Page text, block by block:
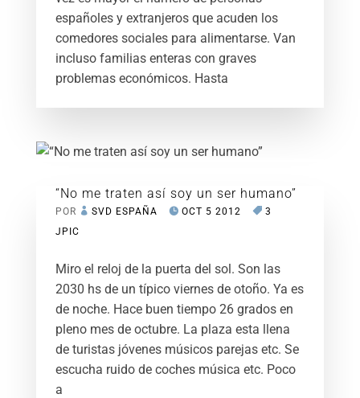
españoles y extranjeros que acuden los
comedores sociales para alimentarse. Van
incluso familias enteras con graves
problemas económicos. Hasta
“No me traten así soy un ser humano”
POR SVD ESPAÑA OCT 5 2012
3
JPIC
Miro el reloj de la puerta del sol. Son las
2030 hs de un típico viernes de otoño. Ya es
de noche. Hace buen tiempo 26 grados en
pleno mes de octubre. La plaza esta llena
de turistas jóvenes músicos parejas etc. Se
escucha ruido de coches música etc. Poco
a